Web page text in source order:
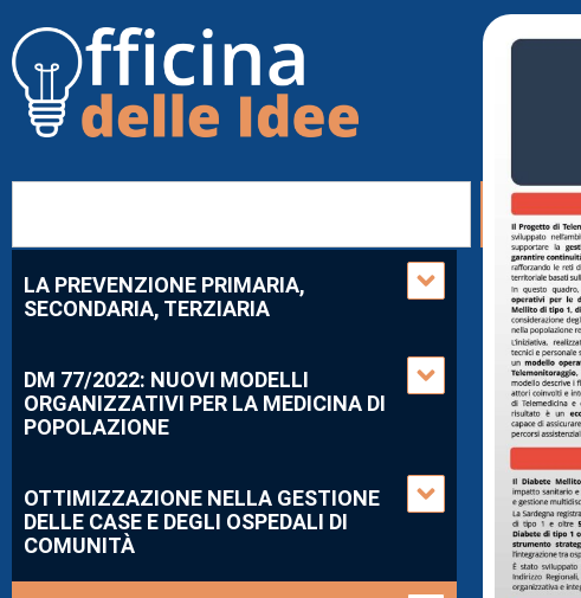
LA PREVENZIONE PRIMARIA,
SECONDARIA, TERZIARIA
DM 77/2022: NUOVI MODELLI
ORGANIZZATIVI PER LA MEDICINA DI
POPOLAZIONE
OTTIMIZZAZIONE NELLA GESTIONE
DELLE CASE E DEGLI OSPEDALI DI
COMUNITÀ